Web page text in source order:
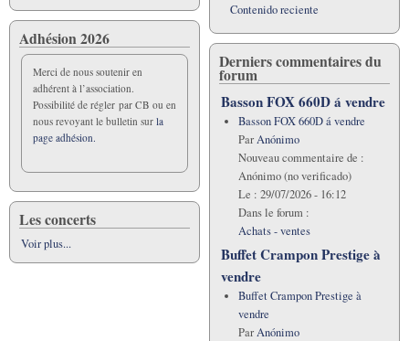
Adhésion 2026
Merci de nous soutenir en
adhérent à l’association.
Possibilité de régler par CB ou en
nous revoyant le bulletin sur la
page adhésion.
Les concerts
Voir plus...
Contenido reciente
Derniers commentaires du
forum
Basson FOX 660D á vendre
Basson FOX 660D á vendre
ParAnónimo
Nouveau commentaire de :
Anónimo (no verificado)
Le : 29/07/2026 - 16:12
Dans le forum :
Achats - ventes
Buffet Crampon Prestige à
vendre
Buffet Crampon Prestige à
vendre
ParAnónimo